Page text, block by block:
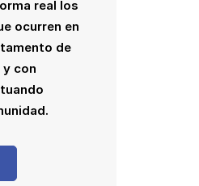
real los
ocurren en
de
con